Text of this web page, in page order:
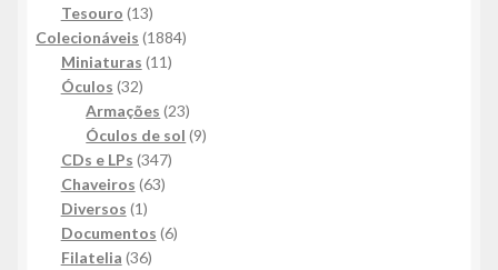
Tesouro 1313
produtos
Colecionáveis 18841884
Miniaturas 1111
Óculos 3232
produtos
Armações 2323
produtos
Óculos de sol 99
CDs e LPs 347347
Chaveiros 6363
Diversos 11
produto
Documentos 66
Filatelia 3636